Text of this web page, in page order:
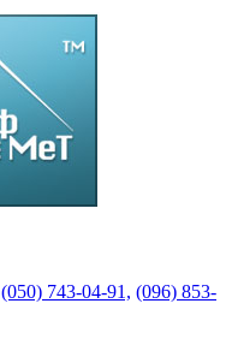
(050) 743-04-91, (096) 853-